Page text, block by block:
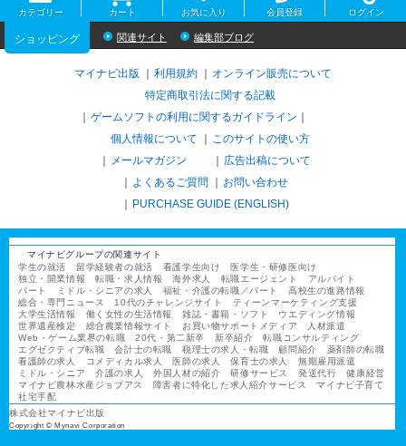
カテゴリー カート お気に入り 会員登録 ログイン
ショッピング 関連サイト 編集部ブログ
マイナビ出版 利用規約
オンライン販売について
特定商取引法に関する記載
ゲームソフトの利用に関するガイドライン
個人情報について
このサイトの使い方
メールマガジン
広告出稿について
よくあるご質問
お問い合わせ
PURCHASE GUIDE (ENGLISH)
マイナビグループの関連サイト
学生の就活
留学経験者の就活 看護学生向け
医学生・研修医向け
独立・開業情報
転職・求人情報 海外求人 転職エージェント
アルバイト
パート
ミドル・シニアの求人 福祉・介護の転職／パート
高校生の進路情報
総合・専門ニュース
10代のチャレンジサイト
ティーンマーケティング支援
大学生活情報
働く女性の生活情報 雑誌・書籍・ソフト
ウエディング情報
世界遺産検定
総合農業情報サイト お買い物サポートメディア
人材派遣
Web・ゲーム業界の転職
20代・第二新卒 新卒紹介
転職コンサルティング
エグゼクティブ転職
会計士の転職 税理士の求人・転職 顧問紹介
薬剤師の転職
看護師の求人
コメディカル求人 医師の求人 保育士の求人
無期雇用派遣
ミドル・シニア
介護の求人 外国人材の紹介 研修サービス 発送代行
健康経営
マイナビ農林水産ジョブアス
障害者に特化した求人紹介サービス
マイナビ子育て
社宅手配
株式会社マイナビ出版
Copyright © Mynavi Corporation